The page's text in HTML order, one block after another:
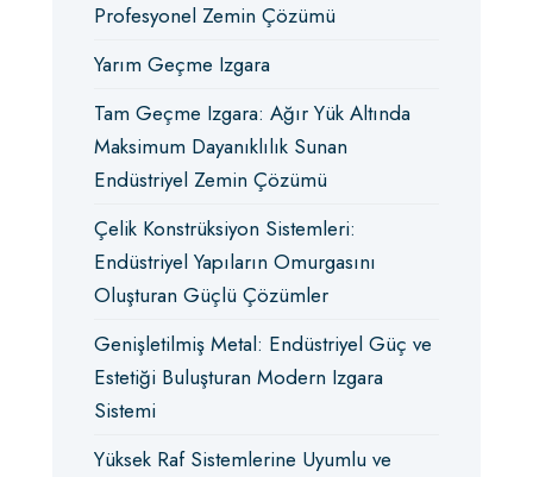
Profesyonel Zemin Çözümü
Yarım Geçme Izgara
Tam Geçme Izgara: Ağır Yük Altında
Maksimum Dayanıklılık Sunan
Endüstriyel Zemin Çözümü
Çelik Konstrüksiyon Sistemleri:
Endüstriyel Yapıların Omurgasını
Oluşturan Güçlü Çözümler
Genişletilmiş Metal: Endüstriyel Güç ve
Estetiği Buluşturan Modern Izgara
Sistemi
Yüksek Raf Sistemlerine Uyumlu ve